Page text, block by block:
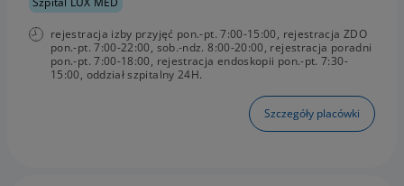
rejestracja izby przyjęć pon.-pt. 7:00-15:00, rejestracja ZDO
pon.-pt. 7:00-22:00, sob.-ndz. 8:00-20:00, rejestracja poradni
pon.-pt. 7:00-18:00, rejestracja endoskopii pon.-pt. 7:30-
15:00, oddział szpitalny 24H.
Szczegóły placówki